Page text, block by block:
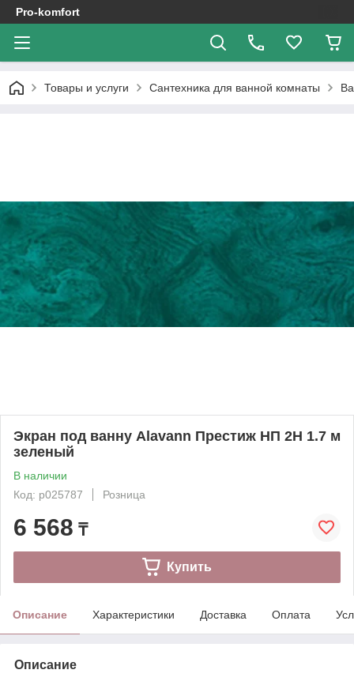
Pro-komfort
Товары и услуги Сантехника для ванной комнаты
Экран под ванну Alavann Престиж НП 2Н 1.7 м
зеленый
В наличии
Код: p025787
Розница
6 568 ₸
Купить
Описание Характеристики Доставка Оплата
Описание